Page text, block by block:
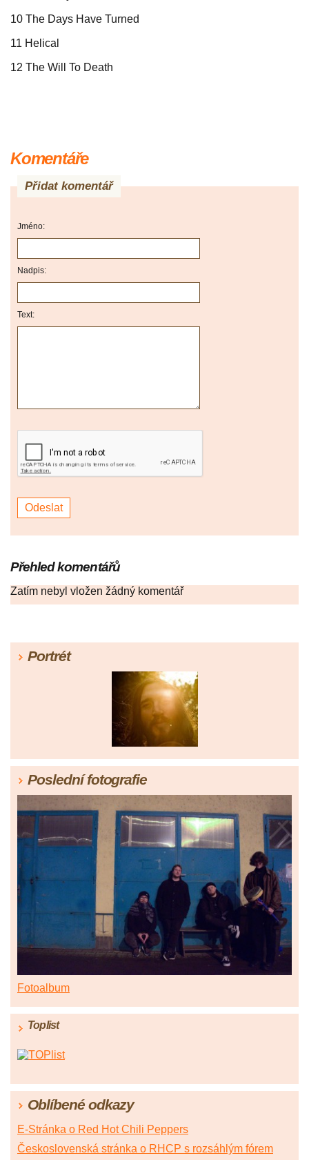
10 The Days Have Turned
11 Helical
12 The Will To Death
Komentáře
Přidat komentář
Jméno:
Nadpis:
Text:
Přehled komentářů
Zatím nebyl vložen žádný komentář
Portrét
Poslední fotografie
Fotoalbum
Toplist
Oblíbené odkazy
E-Stránka o Red Hot Chili Peppers
Československá stránka o RHCP s rozsáhlým fórem